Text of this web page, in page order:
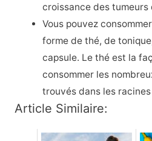
croissance des tumeurs
Vous pouvez
forme de thé, de
capsule. Le thé est la
consommer les
trouvés dans les
Article Similaire: